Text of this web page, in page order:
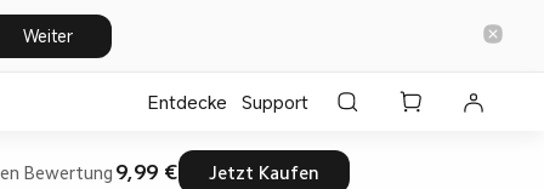
Weiter
Entdecke Support
Bewertung 9,99 € Jetzt Kaufen